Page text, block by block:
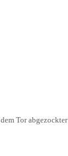
Tor abgezockter